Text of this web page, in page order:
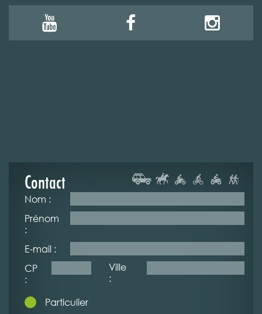
Contact
Nom :
Prénom
:
E-mail :
CP
:
Ville
:
Particulier